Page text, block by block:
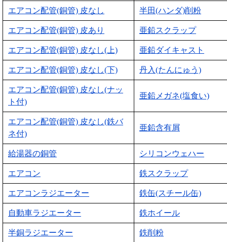
エアコン配管(銅管) 皮なし 半田(ハンダ)削粉
エアコン配管(銅管) 皮あり 亜鉛スクラップ
エアコン配管(銅管) 皮なし(上) 亜鉛ダイキャスト
エアコン配管(銅管) 皮なし(下) 丹入(たんにゅう)
エアコン配管(銅管) 皮なし(ナッ
ト付)
亜鉛メガネ(塩食い)
エアコン配管(銅管) 皮なし(鉄バ
ネ付)
亜鉛含有屑
給湯器の銅管 シリコンウェハー
エアコン 鉄スクラップ
エアコンラジエーター 鉄缶(スチール缶)
自動車ラジエーター 鉄ホイール
半銅ラジエーター 鉄削粉